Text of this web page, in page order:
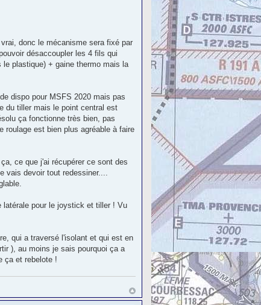
donc le mécanisme sera fixé par
désaccoupler les 4 fils qui
plastique) + gaine thermo mais la
dispo pour MSFS 2020 mais pas
du tiller mais le point central est
ça fonctionne très bien, pas
roulage est bien plus agréable à faire
ce que j'ai récupérer ce sont des
vais devoir tout redessiner....
latérale pour le joystick et tiller ! Vu
qui a traversé l'isolant et qui est en
), au moins je sais pourquoi ça a
ça et rebelote !